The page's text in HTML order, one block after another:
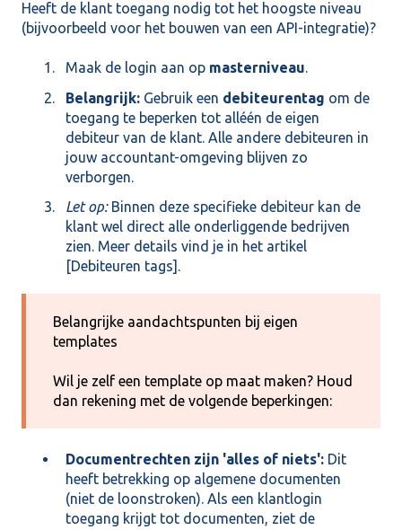
Heeft de klant toegang nodig tot het hoogste niveau
(bijvoorbeeld voor het bouwen van een API-integratie)?
Maak de login aan op masterniveau.
Belangrijk: Gebruik een debiteurentag om de
toegang te beperken tot alléén de eigen
debiteur van de klant. Alle andere debiteuren in
jouw accountant-omgeving blijven zo
verborgen.
Let op:Binnen deze specifieke debiteur kan de
klant wel direct alle onderliggende bedrijven
zien. Meer details vind je in het artikel
[Debiteuren tags].
Belangrijke aandachtspunten bij eigen
templates
Wil je zelf een template op maat maken? Houd
dan rekening met de volgende beperkingen:
Documentrechten zijn 'alles of niets': Dit
heeft betrekking op algemene documenten
(niet de loonstroken). Als een klantlogin
toegang krijgt tot documenten, ziet de